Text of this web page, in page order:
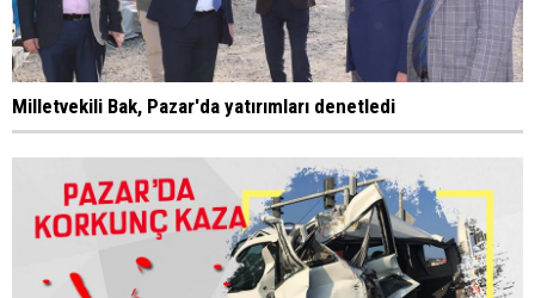
Milletvekili Bak, Pazar'da yatırımları denetledi